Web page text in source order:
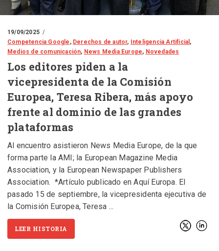
19/09/2025
Competencia Google , Derechos de autor, Inteligencia Artificial ,
Medios de comunicación, News Media Europe, Novedades
Los editores piden a la
vicepresidenta de la Comisión
Europea, Teresa Ribera, más apoyo
frente al dominio de las grandes
plataformas
Al encuentro asistieron News Media Europe, de la que
forma parte la AMI; la European Magazine Media
Association, y la European Newspaper Publishers
Association. *Artículo publicado en Aquí Europa. El
pasado 15 de septiembre, la vicepresidenta ejecutiva de
la Comisión Europea, Teresa
LEER HISTORIA